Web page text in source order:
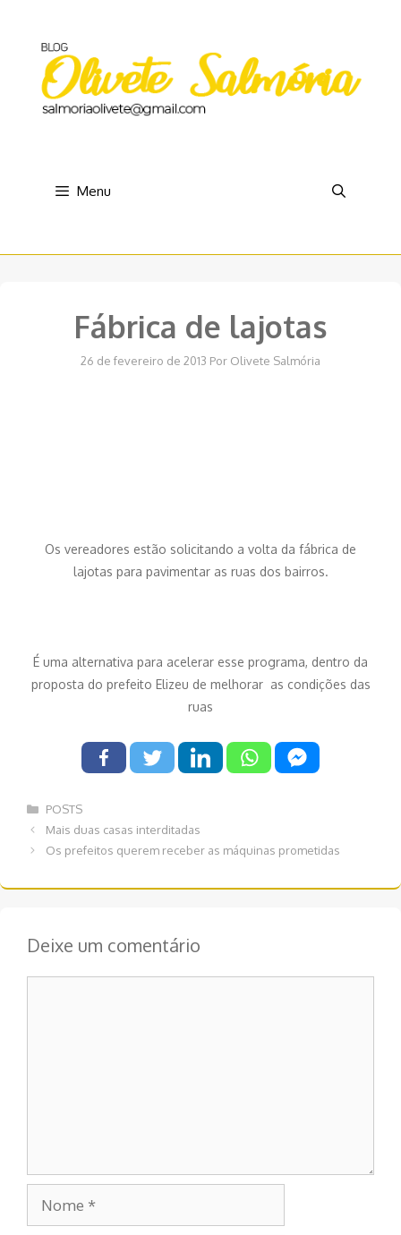
conteúdo
Menu
Fábrica de lajotas
26 de fevereiro de 2013 Por Olivete Salmória
Os vereadores estão solicitando a volta da fábrica de
lajotas para pavimentar as ruas dos bairros.
É uma alternativa para acelerar esse programa, dentro da
proposta do prefeito Elizeu de melhorar as condições das
ruas
Categorias
POSTS
Navegação
Mais duas casas interditadas
Os prefeitos querem receber as máquinas prometidas
Deixe um comentário